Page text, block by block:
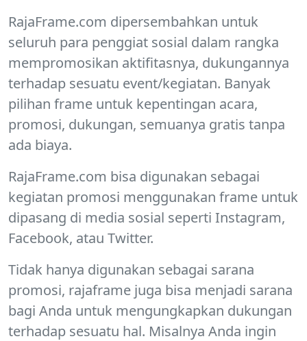
RajaFrame.com dipersembahkan untuk
seluruh para penggiat sosial dalam rangka
mempromosikan aktifitasnya, dukungannya
terhadap sesuatu event/kegiatan. Banyak
pilihan frame untuk kepentingan acara,
promosi, dukungan, semuanya gratis tanpa
ada biaya.
RajaFrame.com bisa digunakan sebagai
kegiatan promosi menggunakan frame untuk
dipasang di media sosial seperti Instagram,
Facebook, atau Twitter.
Tidak hanya digunakan sebagai sarana
promosi, rajaframe juga bisa menjadi sarana
bagi Anda untuk mengungkapkan dukungan
terhadap sesuatu hal. Misalnya Anda ingin